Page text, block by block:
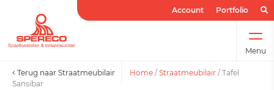
Account Portfolio
Menu
Terug naar Straatmeubilair Home / Straatmeubilair / Tafel
Sansibar